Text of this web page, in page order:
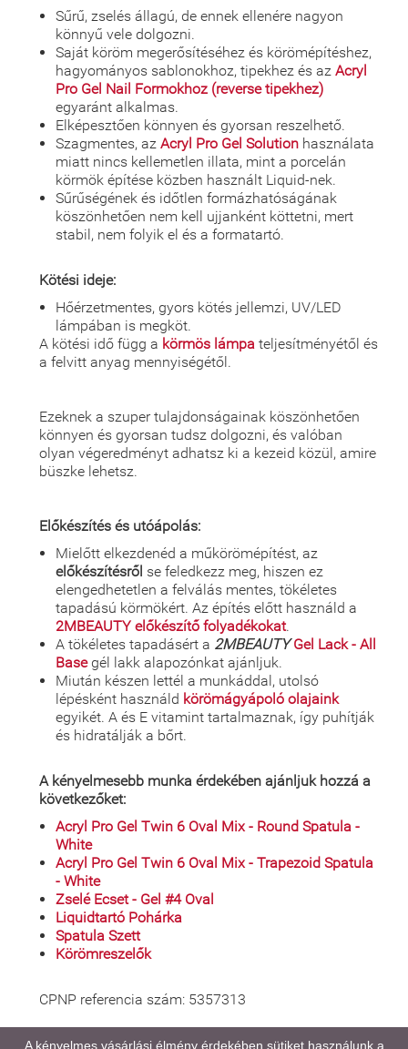
Sűrű, zselés állagú, de ennek ellenére nagyon
könnyű vele dolgozni.
Saját köröm megerősítéséhez és körömépítéshez,
hagyományos sablonokhoz, tipekhez és az Acryl
Pro Gel Nail Formokhoz (reverse tipekhez)
egyaránt alkalmas.
Elképesztően könnyen és gyorsan reszelhető.
Szagmentes, az Acryl Pro Gel Solution használata
miatt nincs kellemetlen illata, mint a porcelán
körmök építése közben használt Liquid-nek.
Sűrűségének és időtlen formázhatóságának
köszönhetően nem kell ujjanként köttetni, mert
stabil, nem folyik el és a formatartó.
Kötési ideje:
Hőérzetmentes, gyors kötés jellemzi, UV/LED
lámpában is megköt.
A kötési idő függ a körmös lámpa teljesítményétől és
a felvitt anyag mennyiségétől.
Ezeknek a szuper tulajdonságainak köszönhetően
könnyen és gyorsan tudsz dolgozni, és valóban
olyan végeredményt adhatsz ki a kezeid közül, amire
büszke lehetsz.
Előkészítés és utóápolás:
Mielőtt elkezdenéd a műkörömépítést, az
előkészítésről se feledkezz meg, hiszen ez
elengedhetetlen a felválás mentes, tökéletes
tapadású körmökért. Az építés előtt használd a
2MBEAUTY előkészítő folyadékokat.
A tökéletes tapadásért a 2MBEAUTY Gel Lack - All
Basegél lakk alapozónkat ajánljuk.
Miután készen lettél a munkáddal, utolsó
lépésként használd körömágyápoló olajaink
egyikét. A és E vitamint tartalmaznak, így puhítják
és hidratálják a bőrt.
A kényelmesebb munka érdekében ajánljuk hozzá a
következőket:
Acryl Pro Gel Twin 6 Oval Mix - Round Spatula -
White
Acryl Pro Gel Twin 6 Oval Mix - Trapezoid Spatula
- White
Zselé Ecset - Gel #4 Oval
Liquidtartó Pohárka
Spatula Szett
Körömreszelők
CPNP referencia szám: 5357313
A kényelmes vásárlási élmény érdekében sütiket használunk a